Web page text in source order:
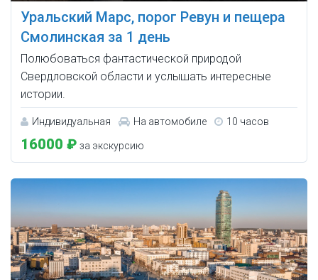
Уральский Марс, порог Ревун и пещера
Смолинская за 1 день
Полюбоваться фантастической природой
Свердловской области и услышать интересные
истории.
Индивидуальная На автомобиле 10 часов
16000 ₽ за экскурсию